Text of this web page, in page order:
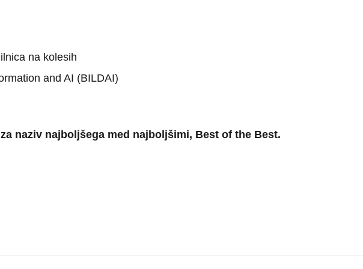
na kolesih
and AI (BILDAI)
naziv najboljšega med najboljšimi, Best of the Best.